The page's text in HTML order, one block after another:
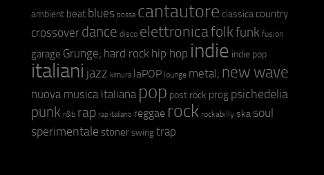
ambient beat blues bossa cantautore classica country
crossover dance disco elettronicafolkfunk fusion
garage Grunge; hard rock hip hop indie indie pop
italiani jazz kimura laPOP lounge metal; new wave
nuova musica italiana pop post rock prog psichedelia
punk r&b rap rap italiano reggae rock rockabilly ska soul
sperimentale stoner swing trap